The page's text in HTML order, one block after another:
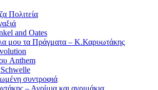
Πολιτεία
and Oates
μου τα Πράγματα – Κ.Καρυωτάκης
Anthem
συντροφιά
– Αγρίμια και αγριμάκια